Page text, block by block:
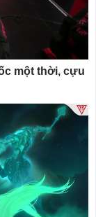
một thời, cựu